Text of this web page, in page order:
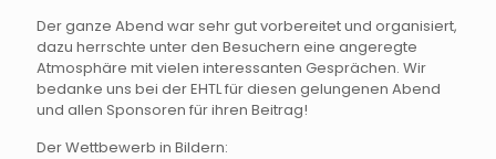
Der ganze Abend war sehr gut vorbereitet und organisiert,
dazu herrschte unter den Besuchern eine angeregte
Atmosphäre mit vielen interessanten Gesprächen. Wir
bedanke uns bei der EHTL für diesen gelungenen Abend
und allen Sponsoren für ihren Beitrag!
Der Wettbewerb in Bildern: